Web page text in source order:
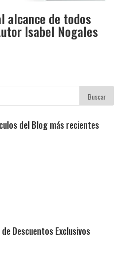
alcance de todos
Isabel Nogales
del Blog más recientes
Descuentos Exclusivos